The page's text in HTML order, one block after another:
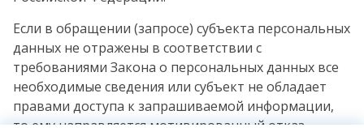
Если в обращении (запросе) субъекта персональных
данных не отражены в соответствии с
требованиями Закона о персональных данных все
необходимые сведения или субъект не обладает
правами доступа к запрашиваемой информации,
то ему направляется мотивированный отказ.